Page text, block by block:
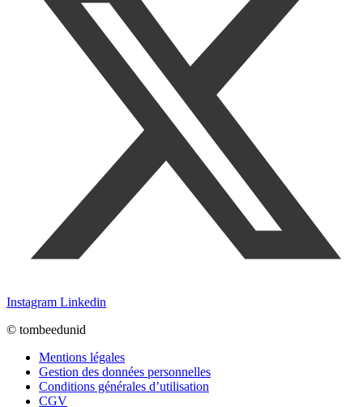
Instagram Linkedin
© tombeedunid
Mentions légales
Gestion des données personnelles
Conditions générales d’utilisation
CGV